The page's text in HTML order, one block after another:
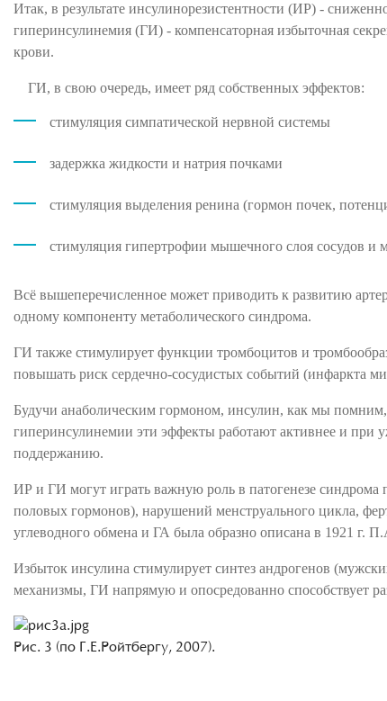
Итак, в результате инсулинорезистентности (ИР) -
гиперинсулинемия (ГИ) - компенсаторная избыточная
крови.
ГИ, в свою очередь, имеет ряд собственных эффектов:
стимуляция симпатической нервной системы
задержка жидкости и натрия почками
стимуляция выделения ренина (гормон почек,
стимуляция гипертрофии мышечного слоя сосудов и
Всё вышеперечисленное может приводить к развитию
одному компоненту метаболического синдрома.
ГИ также стимулирует функции тромбоцитов и
повышать риск сердечно-сосудистых событий (инфаркта
Будучи анаболическим гормоном, инсулин, как мы
гиперинсулинемии эти эффекты работают активнее и при
поддержанию.
ИР и ГИ могут играть важную роль в патогенезе
половых гормонов), нарушений менструального цикла,
углеводного обмена и ГА была образно описана в 1921 г.
Избыток инсулина стимулирует синтез андрогенов
механизмы, ГИ напрямую и опосредованно способствует
Рис. 3 (по Г.Е.Ройтбергу, 2007).